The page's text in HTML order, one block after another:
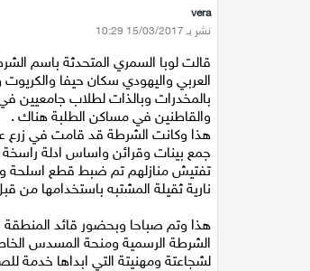
vera
نشر بـ 15/03/2017 10:29
بالمخدرات وبالذات لطلاب جامعيين
والقاطنين في مساكن الطلبة هناك .
هذا وكانت الشرطة قد قامت في زرع
جمع بينات وقرائن واساس ادلة
نارية ثقيلة المشتبه باستخدامها من
هذا وتم صباحا وبحضور قائد المنطقة
الشرطة الرسمية ومنحة المسدس
لشجاعتة ومهنيتة التي ابداها خدمة